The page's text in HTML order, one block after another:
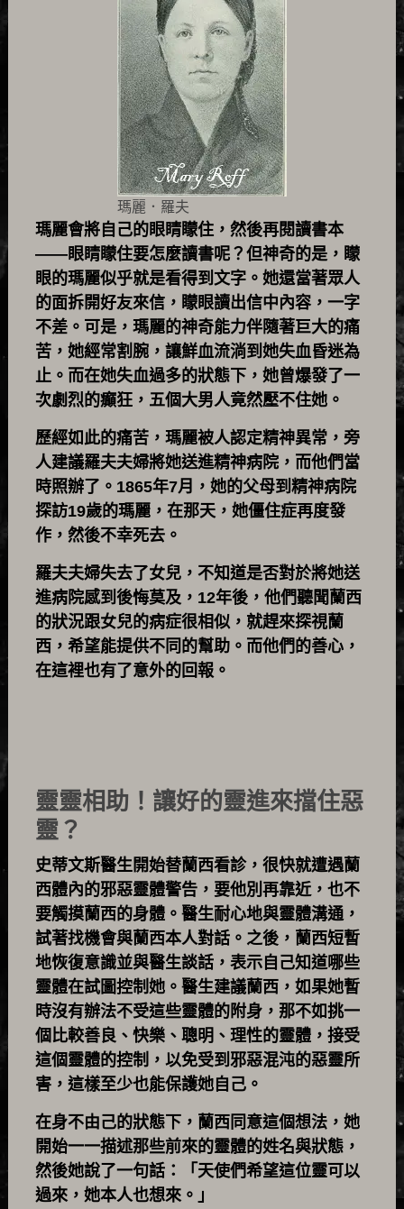
瑪麗．羅夫
瑪麗會將自己的眼睛矇住，然後再閱讀書本
——眼睛矇住要怎麼讀書呢？但神奇的是，矇
眼的瑪麗似乎就是看得到文字。她還當著眾人
的面拆開好友來信，矇眼讀出信中內容，一字
不差。可是，瑪麗的神奇能力伴隨著巨大的痛
苦，她經常割腕，讓鮮血流淌到她失血昏迷為
止。而在她失血過多的狀態下，她曾爆發了一
次劇烈的癲狂，五個大男人竟然壓不住她。
歷經如此的痛苦，瑪麗被人認定精神異常，旁
人建議羅夫夫婦將她送進精神病院，而他們當
時照辦了。1865年7月，她的父母到精神病院
探訪19歲的瑪麗，在那天，她僵住症再度發
作，然後不幸死去。
羅夫夫婦失去了女兒，不知道是否對於將她送
進病院感到後悔莫及，12年後，他們聽聞蘭西
的狀況跟女兒的病症很相似，就趕來探視蘭
西，希望能提供不同的幫助。而他們的善心，
在這裡也有了意外的回報。
靈靈相助！讓好的靈進來擋住惡
靈？
史蒂文斯醫生開始替蘭西看診，很快就遭遇蘭
西體內的邪惡靈體警告，要他別再靠近，也不
要觸摸蘭西的身體。醫生耐心地與靈體溝通，
試著找機會與蘭西本人對話。之後，蘭西短暫
地恢復意識並與醫生談話，表示自己知道哪些
靈體在試圖控制她。醫生建議蘭西，如果她暫
時沒有辦法不受這些靈體的附身，那不如挑一
個比較善良、快樂、聰明、理性的靈體，接受
這個靈體的控制，以免受到邪惡混沌的惡靈所
害，這樣至少也能保護她自己。
在身不由己的狀態下，蘭西同意這個想法，她
開始一一描述那些前來的靈體的姓名與狀態，
然後她說了一句話：「天使們希望這位靈可以
過來，她本人也想來。」